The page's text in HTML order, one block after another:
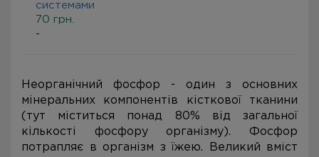
системами
70 грн.
-
Неорганічний фосфор - один з основних
мінеральних компонентів кісткової тканини
(тут міститься понад 80% від загальної
кількості фосфору організму). Фосфор
потрапляє в організм з їжею. Великий вміст